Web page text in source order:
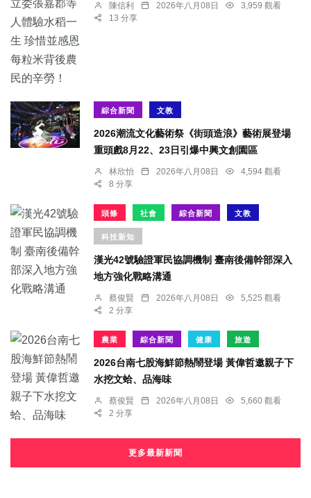
陳信利 2026年八月08日
3,959 觀看
13 分享
綜合新聞 文教
2026潮流文化藝術祭《街頭造浪》藝術展登場
重頭戲8月22、23日引爆中興文創園區
林欣怡 2026年八月08日
4,594 觀看
8 分享
頭條 社會 綜合新聞 文教
科技新知
漢光42號驗證軍民協調機制 臺南後備幹部深入
地方強化戰略溝通
蔡俊賢 2026年八月08日
5,525 觀看
2 分享
農業 綜合新聞 健康 旅遊
2026台南七股海鮮節熱鬧登場 黃偉哲邀親子下
水挖文蛤、品海味
蔡俊賢 2026年八月08日
5,660 觀看
2 分享
更多最新新聞